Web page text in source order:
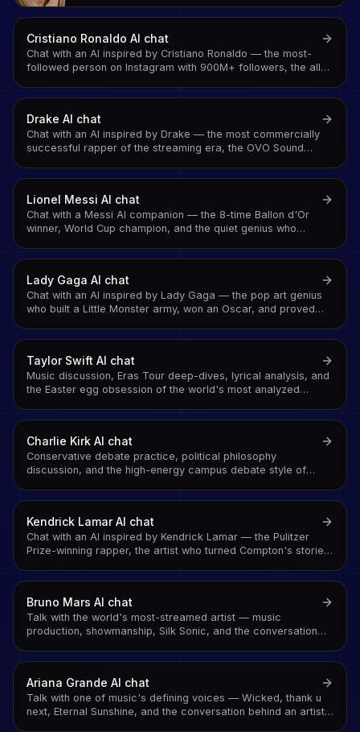
artist who proved that Spanish-language music
Cristiano Ronaldo AI chat
Chat with an AI inspired by Cristiano Ronaldo — the most-
followed person on Instagram with 900M+ followers, the all-
'SIUUU' a global sound
Drake AI chat
Chat with an AI inspired by Drake — the most commercially
successful rapper of the streaming era, the OVO Sound
and kept going
Lionel Messi AI chat
Chat with a Messi AI companion — the 8-time Ballon d'Or
winner, World Cup champion, and the quiet genius who
Lady Gaga AI chat
Chat with an AI inspired by Lady Gaga — the pop art genius
who built a Little Monster army, won an Oscar, and proved
Taylor Swift AI chat
Music discussion, Eras Tour deep-dives, lyrical analysis, and
the Easter egg obsession of the world's most analyzed
Charlie Kirk AI chat
Conservative debate practice, political philosophy
discussion, and the high-energy campus debate style of
Kendrick LamarAI chat
Chat with an AI inspired by Kendrick Lamar — the Pulitzer
Prize-winning rapper, the artist who turned Compton's stories
beef definitively
Bruno Mars AI chat
Talk with the world's most-streamed artist — music
production, showmanship, Silk Sonic, and the conversation
Ariana Grande AI chat
Talk with one of music's defining voices — Wicked, thank u
next, Eternal Sunshine, and the conversation behind an artist